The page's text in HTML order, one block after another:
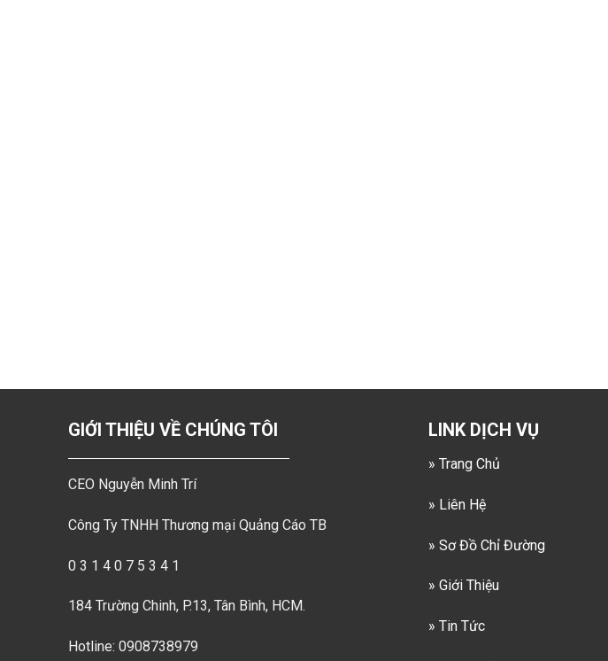
GIỚI THIỆU VỀ CHÚNG TÔI
CEO Nguyễn Minh Trí
Công Ty TNHH Thương mại Quảng Cáo TB
0 3 1 4 0 7 5 3 4 1
184 Trường Chinh, P.13, Tân Bình, HCM.
Hotline: 0908738979
LINK DỊCH VỤ
» Trang Chủ
» Liên Hệ
» Sơ Đồ Chỉ Đường
» Giới Thiệu
» Tin Tức